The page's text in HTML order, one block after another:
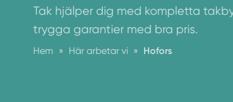
Tak hjälper dig med kompletta
trygga garantier med bra pris.
Hem » Här arbetar vi » Hofors